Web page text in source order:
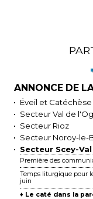
ANNONCE DE
Éveil et
Secteur Val de
Secteur Rioz
Secteur Noroy-le-
Secteur Scey-
Première des
Temps liturgique pour
juin
♦ Le caté dans la